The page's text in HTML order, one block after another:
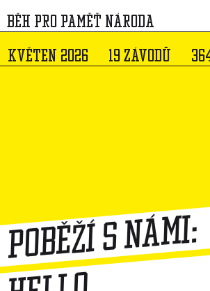
BĚH PRO PAMĚŤ NÁRODA
KVĚTEN 2026 19 ZÁVODŮ
Poběží s námi: